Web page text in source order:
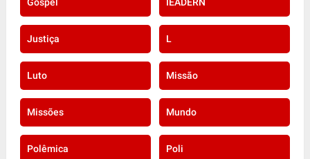
Justiça L
Luto Missão
Missões Mundo
Polêmica Poli